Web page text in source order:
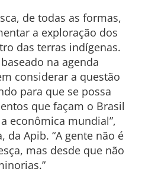
de todas as formas,
a exploração dos
das terras indígenas.
na agenda
considerar a questão
para que se possa
que façam o Brasil
econômica mundial”,
da Apib. “A gente não é
mas desde que não